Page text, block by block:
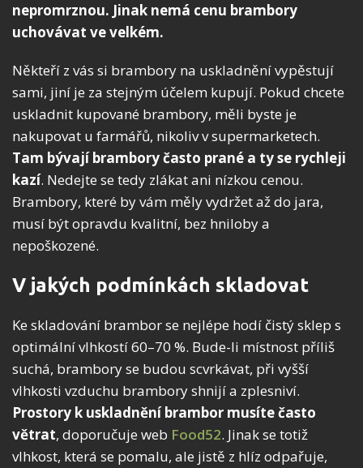
nepromrznou. Jinak nemá cenu brambory
uchovávat ve velkém.
Někteří z vás si brambory na uskladnění vypěstují
sami, jiní je za stejným účelem kupují. Pokud chcete
uskladnit kupované brambory, měli byste je
nakupovat u farmářů, nikoliv v supermarketech.
Tam bývají brambory často prané a ty se rychleji
kazí. Nedejte se tedy zlákat ani nízkou cenou.
Brambory, které by vám měly vydržet až do jara,
musí být opravdu kvalitní, bez hniloby a
nepoškozené.
V jakých podmínkách skladovat
Ke skladování brambor se nejlépe hodí čistý sklep s
optimální vlhkostí 60–70 %. Bude-li místnost příliš
suchá, brambory se budou scvrkávat, při vyšší
vlhkosti vzduchu brambory shnijí a zplesniví.
Prostory k uskladnění brambor musíte často
větrat, doporučuje web Food52. Jinak se totiž
vlhkost, která se pomalu, ale jistě z hlíz odpařuje,